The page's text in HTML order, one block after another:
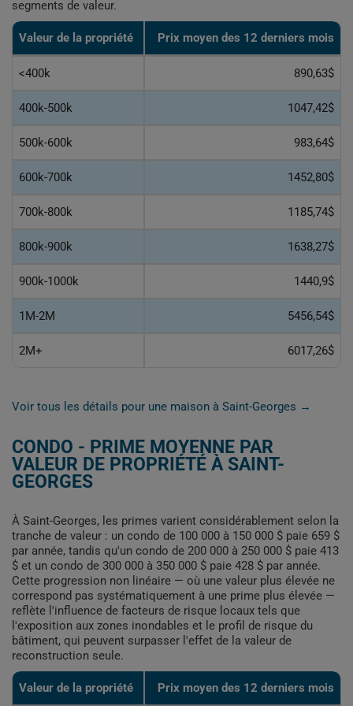
segments de valeur.
Valeur de la propriété Prix moyen des 12 derniers mois
<400k 890,63$
400k-500k 1047,42$
500k-600k 983,64$
600k-700k 1452,80$
700k-800k 1185,74$
800k-900k 1638,27$
900k-1000k 1440,9$
1M-2M 5456,54$
2M+ 6017,26$
Voir tous les détails pour une maison à Saint-Georges →
CONDO - PRIME MOYENNE PAR
VALEUR DE PROPRIÉTÉ À SAINT-
GEORGES
À Saint-Georges, les primes varient considérablement selon la
tranche de valeur : un condo de 100 000 à 150 000 $ paie 659 $
par année, tandis qu'un condo de 200 000 à 250 000 $ paie 413
$ et un condo de 300 000 à 350 000 $ paie 428 $ par année.
Cette progression non linéaire — où une valeur plus élevée ne
correspond pas systématiquement à une prime plus élevée —
reflète l'influence de facteurs de risque locaux tels que
l'exposition aux zones inondables et le profil de risque du
bâtiment, qui peuvent surpasser l'effet de la valeur de
reconstruction seule.
Valeur de la propriété Prix moyen des 12 derniers mois